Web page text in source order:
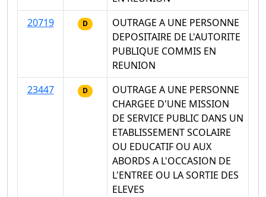
20719
D
OUTRAGE A UNE PERSONNE
DEPOSITAIRE DE L'AUTORITE
PUBLIQUE COMMIS EN
REUNION
23447
D
OUTRAGE A UNE PERSONNE
CHARGEE D'UNE MISSION
DE SERVICE PUBLIC DANS UN
ETABLISSEMENT SCOLAIRE
OU EDUCATIF OU AUX
ABORDS A L'OCCASION DE
L'ENTREE OU LA SORTIE DES
ELEVES